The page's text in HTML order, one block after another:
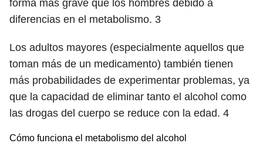
forma más grave que los hombres debido a
diferencias en el metabolismo. 3
Los adultos mayores (especialmente aquellos que
toman más de un medicamento) también tienen
más probabilidades de experimentar problemas, ya
que la capacidad de eliminar tanto el alcohol como
las drogas del cuerpo se reduce con la edad. 4
Cómo funciona el metabolismo del alcohol